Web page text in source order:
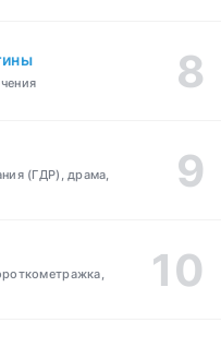
(ГДР), драма,